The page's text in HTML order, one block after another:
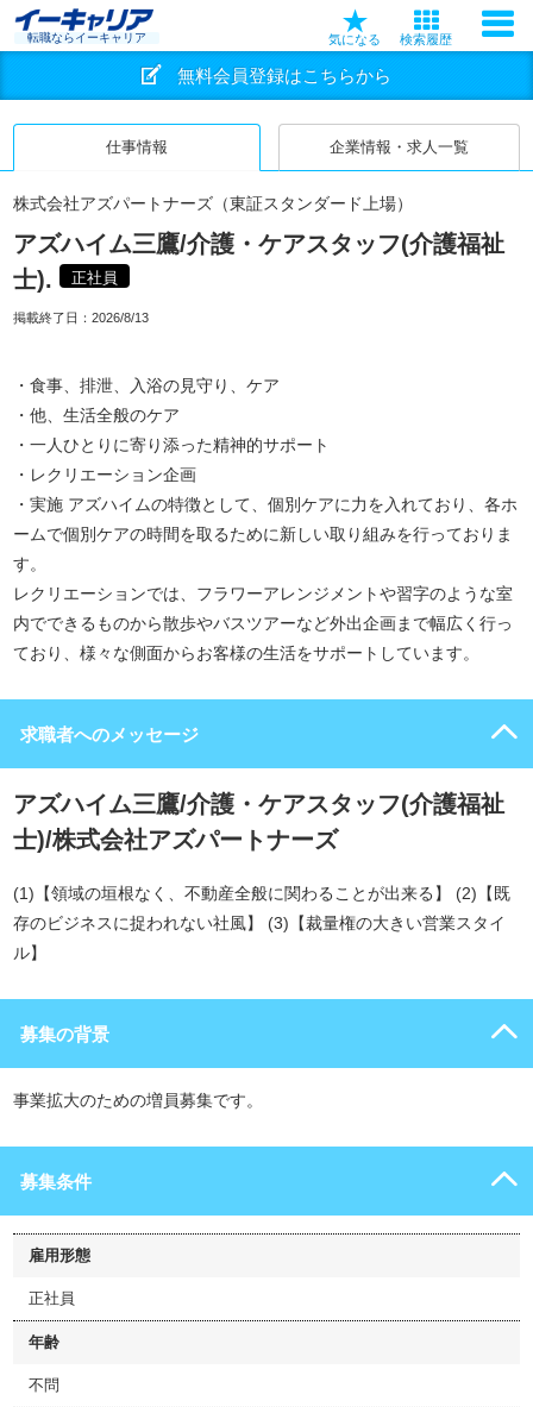
転職ならイーキャリア 気になる 検索履歴
無料会員登録はこちらから
仕事情報 企業情報・求人一覧
株式会社アズパートナーズ（東証スタンダード上場）
アズハイム三鷹/介護・ケアスタッフ(介護福祉
士).
正社員
掲載終了日： 2026/8/13
・食事、排泄、入浴の見守り、ケア
・他、生活全般のケア
・一人ひとりに寄り添った精神的サポート
・レクリエーション企画
・実施 アズハイムの特徴として、個別ケアに力を入れており、各ホ
ームで個別ケアの時間を取るために新しい取り組みを行っておりま
す。
レクリエーションでは、フラワーアレンジメントや習字のような室
内でできるものから散歩やバスツアーなど外出企画まで幅広く行っ
ており、様々な側面からお客様の生活をサポートしています。
求職者へのメッセージ
アズハイム三鷹/介護・ケアスタッフ(介護福祉
士)/株式会社アズパートナーズ
(1)【領域の垣根なく、不動産全般に関わることが出来る】 (2)【既
存のビジネスに捉われない社風】 (3)【裁量権の大きい営業スタイ
ル】
募集の背景
事業拡大のための増員募集です。
募集条件
雇用形態
正社員
年齢
不問